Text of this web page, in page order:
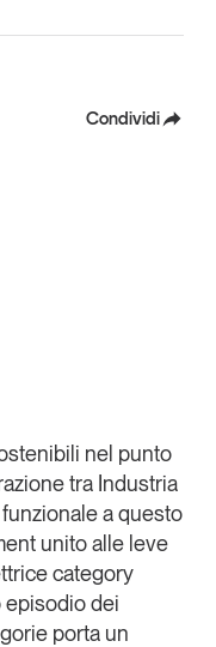
Condividi
nel punto
tra Industria
a questo
unito alle leve
category
episodio dei
porta un